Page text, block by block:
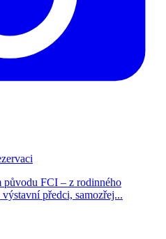
původu FCI – z rodinného
předci, samozřej...